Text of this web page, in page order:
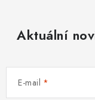
Aktuální
E-mail